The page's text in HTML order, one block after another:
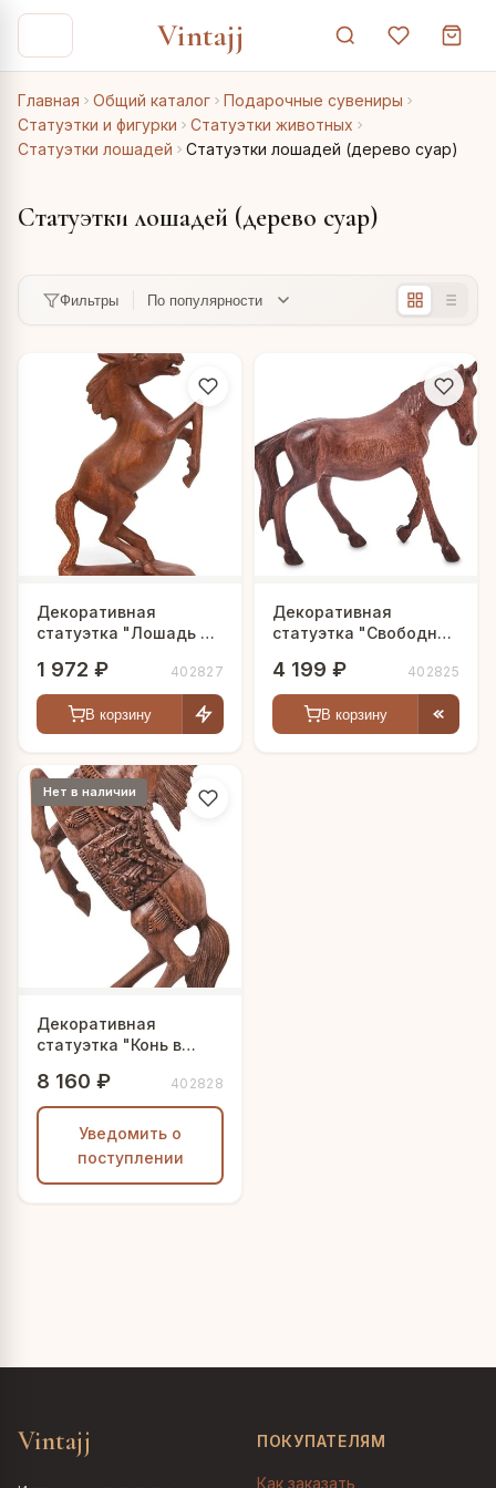
Vintajj
Главная Общий каталог
Подарочные сувениры
Статуэтки и фигурки
Статуэтки животных
Статуэтки лошадей
Статуэтки лошадей (дерево суар)
Статуэтки лошадей (дерево суар)
Фильтры
Декоративная
статуэтка "Лошадь на
1 972 ₽ 402827
В корзину
Декоративная
статуэтка "Свободная
4 199 ₽ 402825
В корзину
Нет в наличии
Декоративная
статуэтка "Конь в
8 160 ₽ 402828
Уведомить о
поступлении
Vintajj ПОКУПАТЕЛЯМ
Как заказать